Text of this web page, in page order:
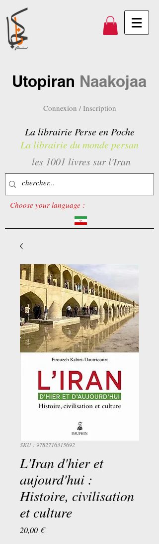
Utopiran Naakojaa
Connexion / Inscription
La librairie Perse en Poche
La librairie du monde persan
les 1001 livres sur l'Iran
Choose your language :
SKU : 9782716315692
L'Iran d'hier et
aujourd'hui :
Histoire, civilisation
et culture
20,00 €Prix